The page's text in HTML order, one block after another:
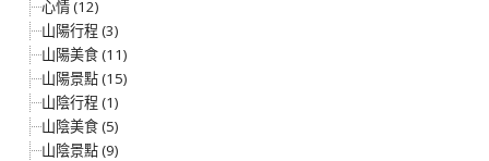
心情 (12)
山陽行程 (3)
山陽美食 (11)
山陽景點 (15)
山陰行程 (1)
山陰美食 (5)
山陰景點 (9)